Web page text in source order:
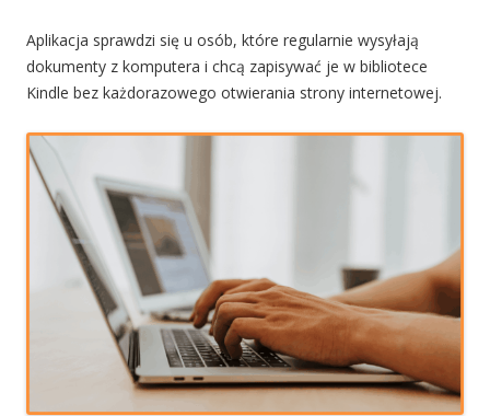
Aplikacja sprawdzi się u osób, które regularnie wysyłają
dokumenty z komputera i chcą zapisywać je w bibliotece
Kindle bez każdorazowego otwierania strony internetowej.